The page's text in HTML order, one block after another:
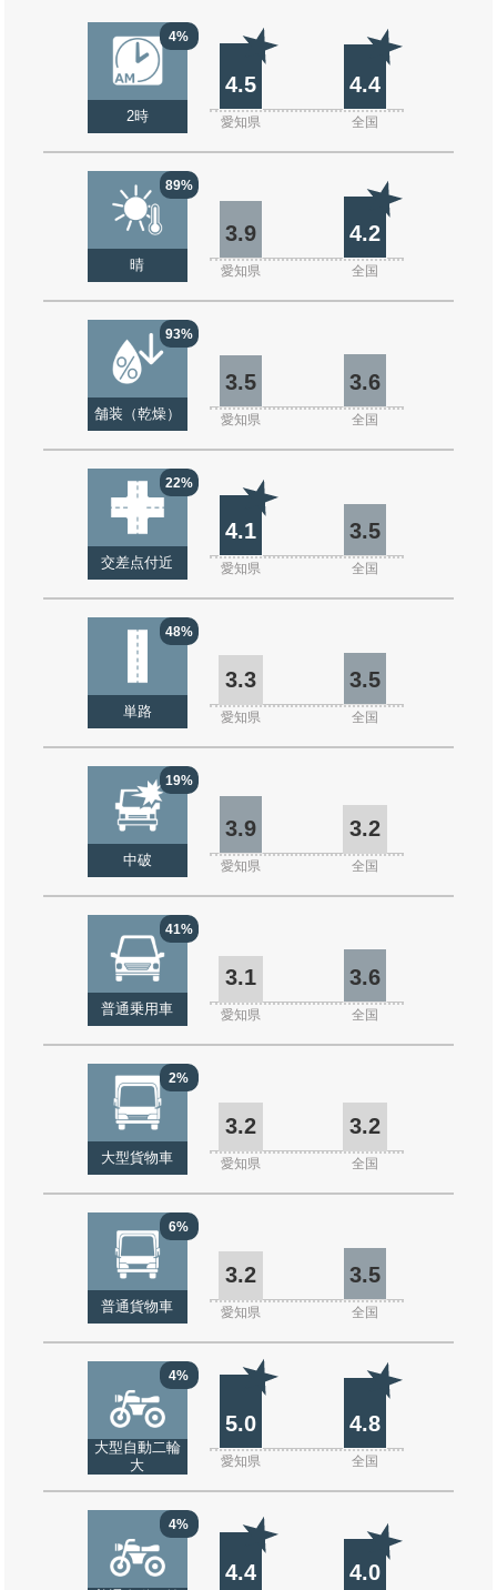
4%
2時
4.5 4.4
愛知県 全国
89%
晴
3.9 4.2
愛知県 全国
93%
舗装（乾燥）
3.5 3.6
愛知県 全国
22%
交差点付近
4.1 3.5
愛知県 全国
48%
単路
3.3 3.5
愛知県 全国
19%
中破
3.9 3.2
愛知県 全国
41%
普通乗用車
3.1 3.6
愛知県 全国
2%
大型貨物車
3.2 3.2
愛知県 全国
6%
普通貨物車
3.2 3.5
愛知県 全国
4%
大型自動二輪
大
5.0 4.8
愛知県 全国
4%
4.4 4.0